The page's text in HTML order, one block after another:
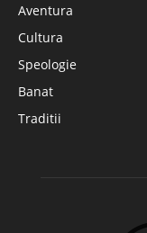
Aventura
Cultura
Speologie
Banat
Traditii